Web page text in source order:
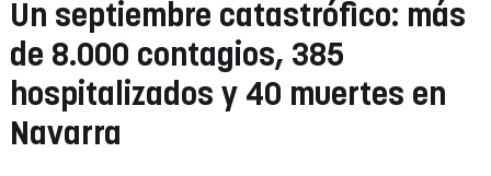
Un septiembre catastrófico: más
de 8.000 contagios, 385
hospitalizados y 40 muertes en
Navarra